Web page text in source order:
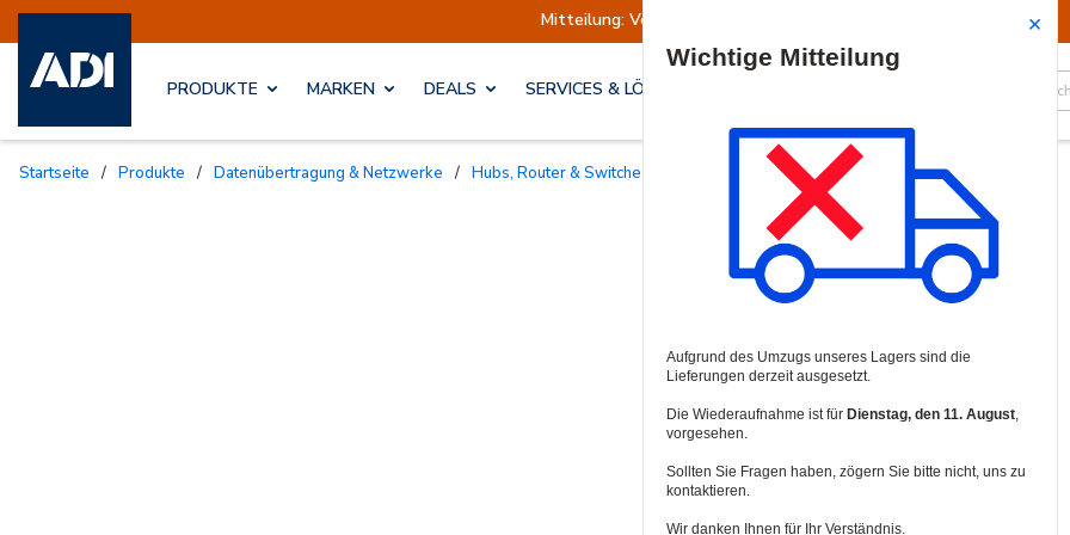
Mitteilung: Versand ausgesetzt
PRODUKTE MARKEN DEALS SERVICES & LÖSUNGEN
Startseite / Produkte / Datenübertragung & Netzwerke / Hubs, Router & Switches Netzwerk-Switches